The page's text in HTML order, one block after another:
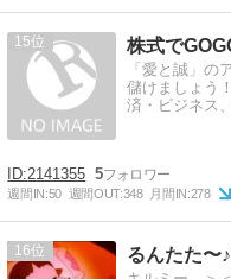
15 株式で
「愛と誠」の
儲けましょう
済・ビジネス
2141355 5
週間IN:50 週間OUT:348 月間IN:278
16 るんたた〜